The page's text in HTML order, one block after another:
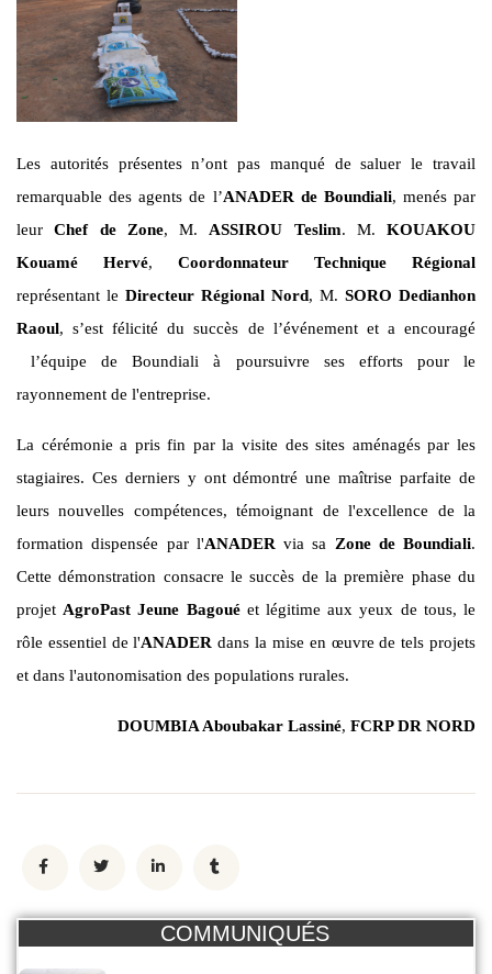
Les autorités présentes n’ont pas manqué de saluer le travail
remarquable des agents de l’ANADER de Boundiali, menés par
leurChef de Zone, M. ASSIROU Teslim. M. KOUAKOU
Kouamé Hervé, Coordonnateur Technique Régional
représentant le Directeur Régional Nord, M. SORO Dedianhon
Raoul, s’est félicité du succès de l’événement et a encouragé
l’équipe de Boundiali à poursuivre ses efforts pour le
rayonnement de l'entreprise.
La cérémonie a pris fin par la visite des sites aménagés par les
stagiaires. Ces derniers y ont démontré une maîtrise parfaite de
leurs nouvelles compétences, témoignant de l'excellence de la
formation dispensée par l'ANADER via sa Zone de Boundiali.
Cette démonstration consacre le succès de la première phase du
projet AgroPast Jeune Bagouéet légitime aux yeux de tous, le
rôle essentiel de l'ANADER dans la mise en œuvre de tels projets
et dans l'autonomisation des populations rurales.
DOUMBIA Aboubakar Lassiné, FCRP DR NORD
COMMUNIQUÉS